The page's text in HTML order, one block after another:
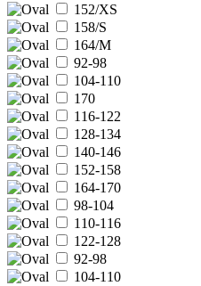
152/XS
158/S
164/M
92-98
104-110
170
116-122
128-134
140-146
152-158
164-170
98-104
110-116
122-128
92-98
104-110